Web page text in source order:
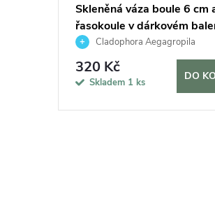
Skleněná váza boule 6 cm
řasokoule v dárkovém
Cladophora Aegagropila
320 Kč
Skladem 1 ks
DO